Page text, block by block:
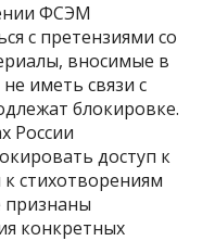
ФСЭМ
с претензиями со
вносимые в
иметь связи с
блокировке.
России
доступ к
стихотворениям
признаны
конкретных